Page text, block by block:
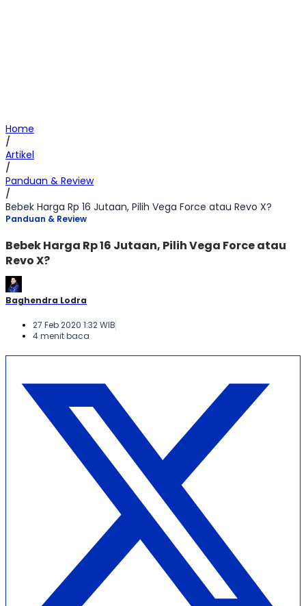
Home
/
Artikel
/
Panduan & Review
/
Bebek Harga Rp 16 Jutaan, Pilih Vega Force atau Revo X?
Panduan & Review
Bebek Harga Rp 16 Jutaan, Pilih Vega Force atau
Revo X?
Baghendra Lodra
27 Feb 2020 1:32 WIB
4 menit baca